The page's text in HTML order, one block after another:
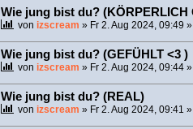
Wie jung bist du? (KÖRPERLICH
von izscream » Fr 2. Aug 2024, 09:49
Wie jung bist du? (GEFÜHLT <3 )
von izscream » Fr 2. Aug 2024, 09:44»
Wie jung bist du? (REAL)
von izscream » Fr 2. Aug 2024, 09:41